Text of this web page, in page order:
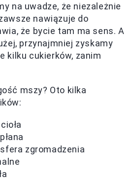
na uwadze, że niezależnie
nawiązuje do
że bycie tam ma sens. A
przynajmniej zyskamy
kilku cukierków, zanim
mszy? Oto kilka
zgromadzenia